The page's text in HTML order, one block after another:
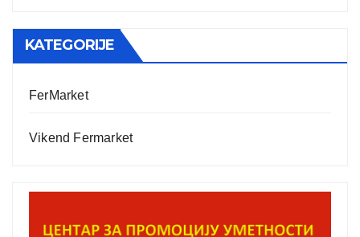
KATEGORIJE
FerMarket
Vikend Fermarket